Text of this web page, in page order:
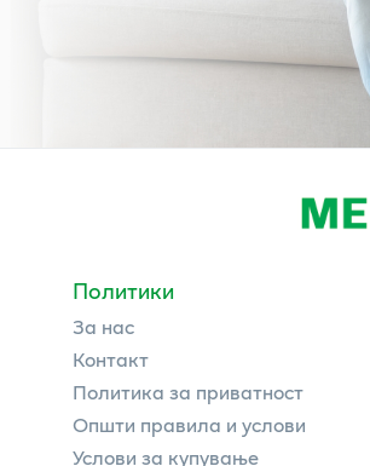
Политики
За нас
Контакт
Политика за приватност
Општи правила и услови
Услови за купување